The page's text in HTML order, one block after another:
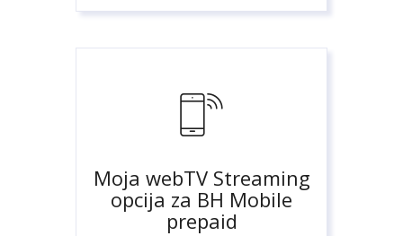
Moja webTV Streaming
opcija za BH Mobile
prepaid